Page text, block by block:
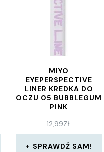
MIYO
EYEPERSPECTIVE
LINER KREDKA DO
OCZU 05 BUBBLEGUM
PINK
12,99ZŁ
SPRAWDŹ SAM!